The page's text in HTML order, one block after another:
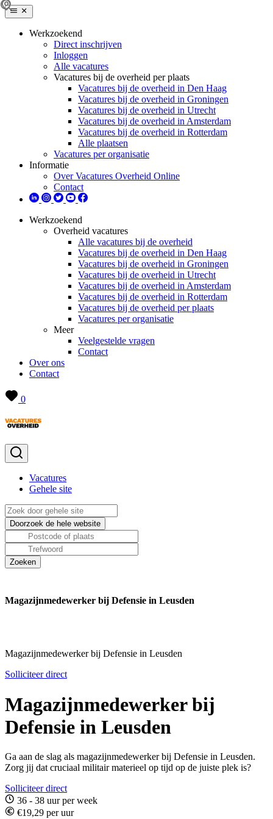
Werkzoekend
Direct inschrijven
Inloggen
Alle vacatures
Vacatures bij de overheid per plaats
Vacatures bij de overheid in Den Haag
Vacatures bij de overheid in Groningen
Vacatures bij de overheid in Utrecht
Vacatures bij de overheid in Amsterdam
Vacatures bij de overheid in Rotterdam
Alle plaatsen
Vacatures per organisatie
Informatie
Over Vacatures Overheid Online
Contact
Werkzoekend
Overheid vacatures
Alle vacatures bij de overheid
Vacatures bij de overheid in Den Haag
Vacatures bij de overheid in Groningen
Vacatures bij de overheid in Utrecht
Vacatures bij de overheid in Amsterdam
Vacatures bij de overheid in Rotterdam
Vacatures bij de overheid per plaats
Vacatures per organisatie
Meer
Veelgestelde vragen
Contact
Over ons
Contact
0
Vacatures
Gehele site
Magazijnmedewerker bij Defensie in Leusden
Magazijnmedewerker bij Defensie in Leusden
Solliciteer direct
Magazijnmedewerker bij
Defensie in Leusden
Ga aan de slag als magazijnmedewerker bij Defensie in Leusden.
Zorg jij dat cruciaal militair materieel op tijd op de juiste plek is?
Solliciteer direct
36 - 38 uur per week
€19,29 per uur